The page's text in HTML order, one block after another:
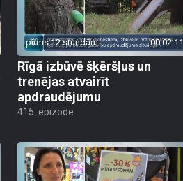
pirms 12 stundām 00:02:11
Rīgā izbūvē šķēršļus un
trenējas atvairīt
apdraudējumu
415. epizode